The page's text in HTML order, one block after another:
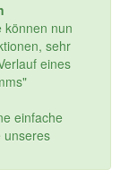
können nun
sehr
eines
einfache
unseres